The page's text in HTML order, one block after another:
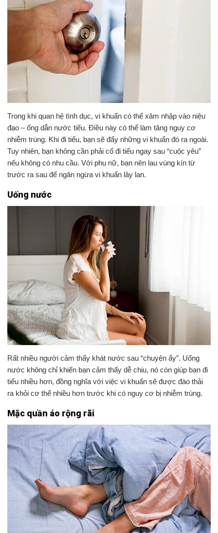
Trong khi quan hệ tình dục, vi khuẩn có thể xâm nhập vào niệu
đạo – ống dẫn nước tiểu. Điều này có thể làm tăng nguy cơ
nhiễm trùng. Khi đi tiểu, bạn sẽ đẩy những vi khuẩn đó ra ngoài.
Tuy nhiên, bạn không cần phải cố đi tiểu ngay sau “cuộc yêu”
nếu không có nhu cầu. Với phụ nữ, bạn nên lau vùng kín từ
trước ra sau để ngăn ngừa vi khuẩn lây lan.
Uống nước
Rất nhiều người cảm thấy khát nước sau “chuyện ấy”. Uống
nước không chỉ khiến bạn cảm thấy dễ chịu, nó còn giúp bạn đi
tiểu nhiều hơn, đồng nghĩa với việc vi khuẩn sẽ được đào thải
ra khỏi cơ thể nhiều hơn trước khi có nguy cơ bị nhiễm trùng.
Mặc quần áo rộng rãi